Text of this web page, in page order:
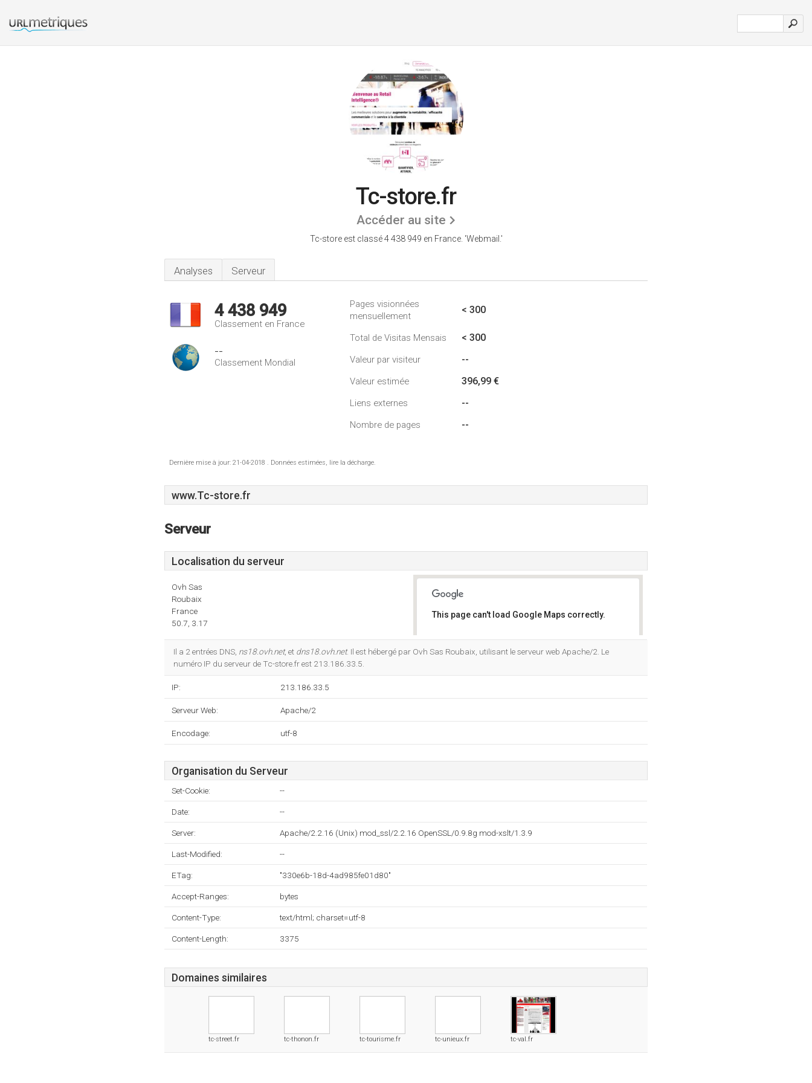
Tc-store.fr
Accéder au site
Tc-store est classé 4 438 949 en France. 'Webmail.'
Analyses Serveur
4 438 949
Classement en France
--
Classement Mondial
Pages visionnées
mensuellement
< 300
Total de Visitas Mensais < 300
Valeur par visiteur --
Valeur estimée 396,99 €
Liens externes --
Nombre de pages --
Dernière mise à jour: 21-04-2018 . Données estimées, lire la décharge.
www.Tc-store.fr
Serveur
Localisation du serveur
Ovh Sas
Roubaix
France
50.7, 3.17
This page can't load Google Maps correctly.
Il a 2 entrées DNS, ns18.ovh.net, et dns18.ovh.net. Il est hébergé par Ovh Sas Roubaix, utilisant le serveur web Apache/2. Le
numéro IP du serveur de Tc-store.fr est 213.186.33.5.
IP: 213.186.33.5
Serveur Web: Apache/2
Encodage: utf-8
Organisation du Serveur
Set-Cookie: --
Date: --
Server: Apache/2.2.16 (Unix) mod_ssl/2.2.16 OpenSSL/0.9.8g mod-xslt/1.3.9
Last-Modified: --
ETag: "330e6b-18d-4ad985fe01d80"
Accept-Ranges: bytes
Content-Type: text/html; charset=utf-8
Content-Length: 3375
Domaines similaires
tc-street.fr tc-thonon.fr tc-tourisme.fr tc-unieux.fr tc-val.fr